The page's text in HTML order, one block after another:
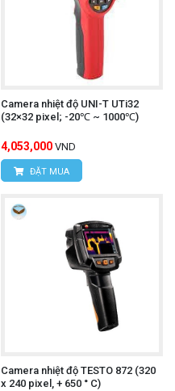
Camera nhiệt độ UNI-T UTi32
(32×32 pixel; -20℃ ~ 1000℃)
4,053,000 VND
ĐẶT MUA
Camera nhiệt độ TESTO 872 (320
x 240 pixel, + 650 ° C)